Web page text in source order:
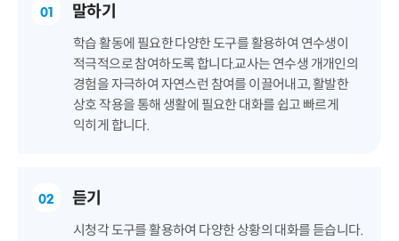
01 말하기
학습 활동에 필요한 다양한 도구를 활용하여 연수생이
적극적으로 참여하도록 합니다.교사는 연수생 개개인의
경험을 자극하여 자연스런 참여를 이끌어내고, 활발한
상호 작용을 통해 생활에 필요한 대화를 쉽고 빠르게
익히게 합니다.
02 듣기
시청각 도구를 활용하여 다양한 상황의 대화를 듣습니다.